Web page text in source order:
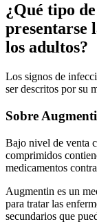
¿Qué tipo
presentarse
los adultos?
Los signos de
ser descritos por su
Sobre
Bajo nivel de venta
comprimidos
medicamentos
Augmentin es un
para tratar las
secundarios que